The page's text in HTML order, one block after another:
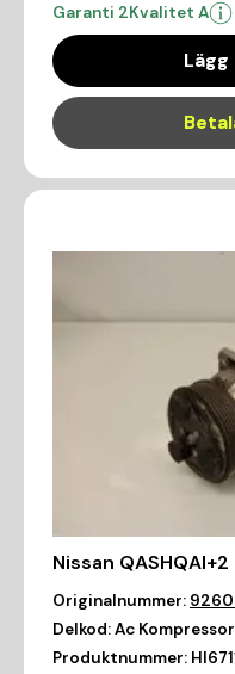
Garanti 2Kvalitet A
Nissan
Originalnummer:
Delkod:Ac Kompressor
Produktnummer: